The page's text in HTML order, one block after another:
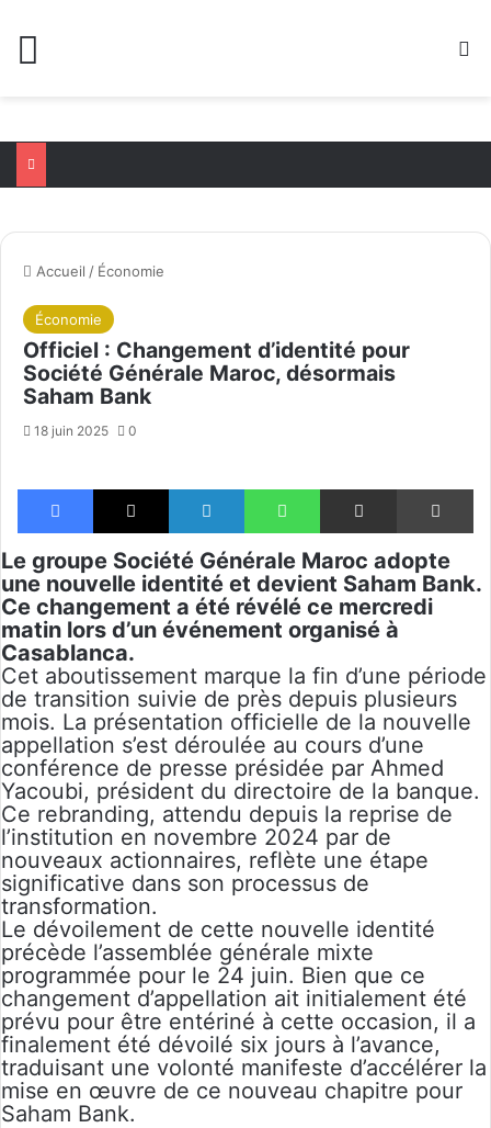
Accueil / Économie
Économie
Officiel : Changement d’identité pour
Société Générale Maroc, désormais
Saham Bank
18 juin 2025 0
Facebook X Linkedin WhatsApp Partager par email
Le groupe Société Générale Maroc adopte
une nouvelle identité et devient Saham Bank.
Ce changement a été révélé ce mercredi
matin lors d’un événement organisé à
Casablanca.
Cet aboutissement marque la fin d’une période
de transition suivie de près depuis plusieurs
mois. La présentation officielle de la nouvelle
appellation s’est déroulée au cours d’une
conférence de presse présidée par Ahmed
Yacoubi, président du directoire de la banque.
Ce rebranding, attendu depuis la reprise de
l’institution en novembre 2024 par de
nouveaux actionnaires, reflète une étape
significative dans son processus de
transformation.
Le dévoilement de cette nouvelle identité
précède l’assemblée générale mixte
programmée pour le 24 juin. Bien que ce
changement d’appellation ait initialement été
prévu pour être entériné à cette occasion, il a
finalement été dévoilé six jours à l’avance,
traduisant une volonté manifeste d’accélérer la
mise en œuvre de ce nouveau chapitre pour
Saham Bank.